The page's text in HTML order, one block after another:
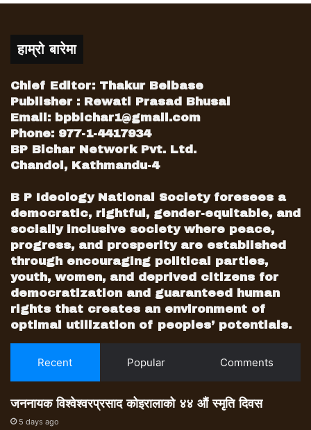
हाम्रो बारेमा
Chief Editor: Thakur Belbase
Publisher : Rewati Prasad Bhusal
Email: bpbichar1@gmail.com
Phone: 977-1-4417934
BP Bichar Network Pvt. Ltd.
Chandol, Kathmandu-4
B P Ideology National Society foresees a
democratic, rightful, gender-equitable, and
socially inclusive society where peace,
progress, and prosperity are established
through encouraging political parties,
youth, women, and deprived citizens for
democratization and guaranteed human
rights that creates an environment of
optimal utilization of peoples’ potentials.
Recent Popular Comments
जननायक विश्वेश्वरप्रसाद कोइरालाको ४४ औं स्मृति दिवस
5 days ago